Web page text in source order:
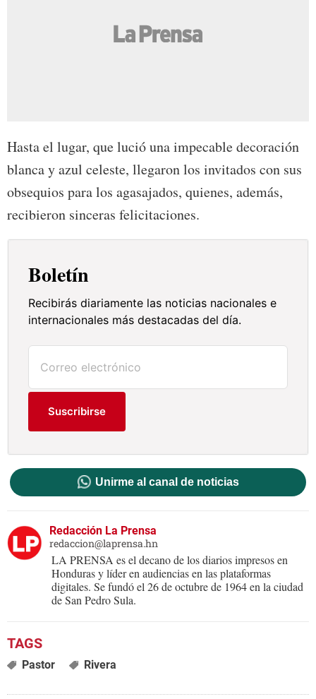
Hasta el lugar, que lució una impecable decoración
blanca y azul celeste, llegaron los invitados con sus
obsequios para los agasajados, quienes, además,
recibieron sinceras felicitaciones.
Boletín
Recibirás diariamente las noticias nacionales e
internacionales más destacadas del día.
Suscribirse
Unirme al canal de noticias
Redacción La Prensa
redaccion@laprensa.hn
LA PRENSA es el decano de los diarios impresos en
Honduras y líder en audiencias en las plataformas
digitales. Se fundó el 26 de octubre de 1964 en la ciudad
de San Pedro Sula.
Pastor Rivera